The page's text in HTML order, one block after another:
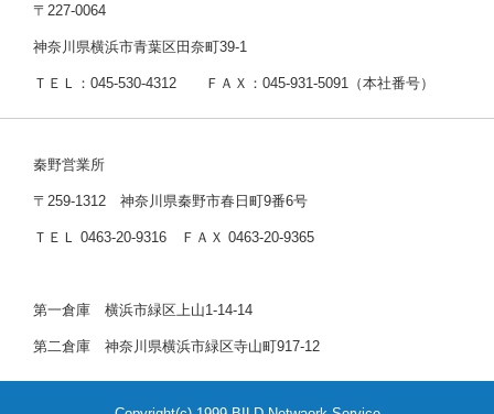
〒227-0064
神奈川県横浜市青葉区田奈町39-1
ＴＥＬ：045-530-4312 ＦＡＸ：045-931-5091（本社番号）
秦野営業所
〒259-1312 神奈川県秦野市春日町9番6号
ＴＥＬ 0463-20-9316 ＦＡＸ 0463-20-9365
第一倉庫 横浜市緑区上山1-14-14
第二倉庫 神奈川県横浜市緑区寺山町917-12